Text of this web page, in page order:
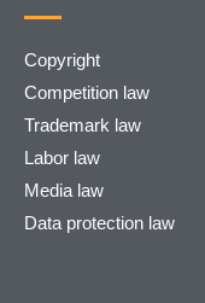
Copyright
Competition law
Trademark law
Labor law
Media law
Data protection law